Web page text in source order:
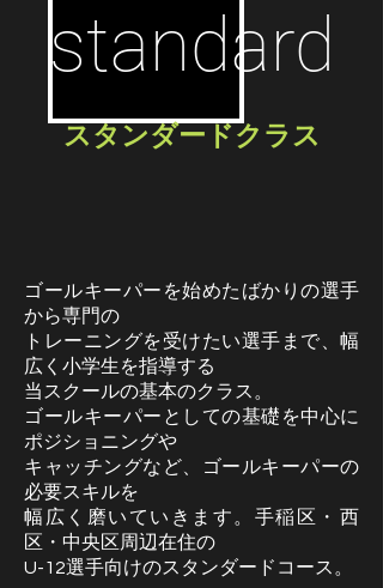
standard
スタンダードクラス
ゴールキーパーを始めたばかりの選手
から専門の
トレーニングを受けたい選手まで、幅
広く小学生を指導する
当スクールの基本のクラス。
ゴールキーパーとしての基礎を中心に
ポジショニングや
キャッチングなど、ゴールキーパーの
必要スキルを
幅広く磨いていきます。手稲区・
​西
区・中央区周辺在住の
U-12選手向けのスタンダードコース。